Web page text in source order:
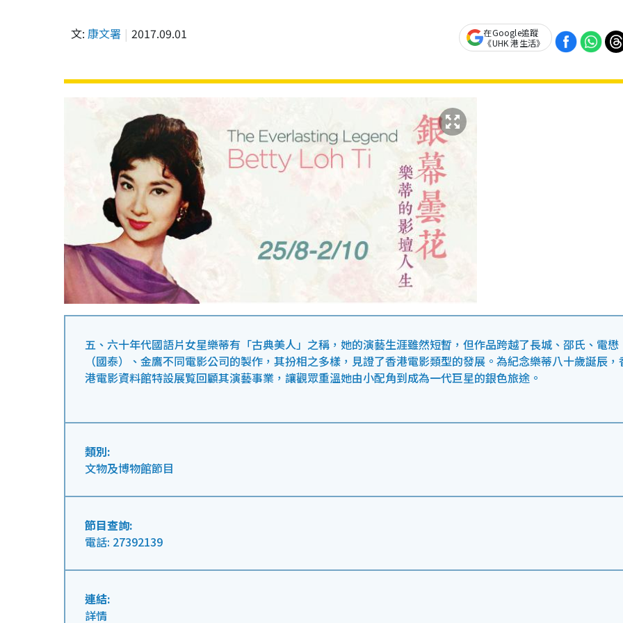
文: 康文署 2017.09.01
在Google追蹤
《UHK 港生活》
五、六十年代國語片女星樂蒂有「古典美人」之稱，她的演藝生涯雖然短暫，但作品跨越了長城、邵氏、電懋
（國泰）、金鷹不同電影公司的製作，其扮相之多樣，見證了香港電影類型的發展。為紀念樂蒂八十歲誕辰，
港電影資料館特設展覧回顧其演藝事業，讓觀眾重溫她由小配角到成為一代巨星的銀色旅途。
類別:
文物及博物館節目
節目查詢:
電話: 27392139
連結:
詳情